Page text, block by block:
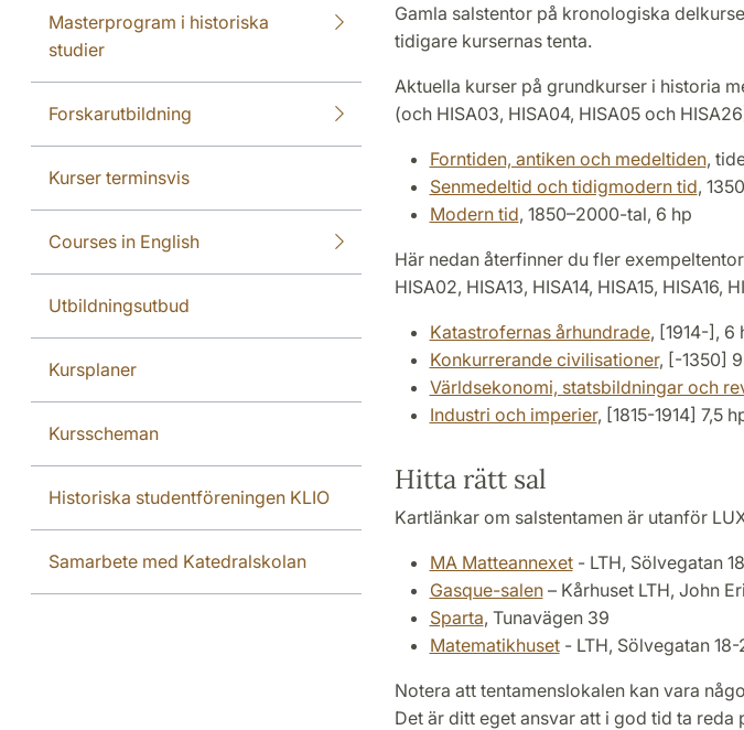
Masterprogram i historiska
studier
Forskarutbildning
Kurser terminsvis
Courses in English
Utbildningsutbud
Kursplaner
Kursscheman
Historiska studentföreningen KLIO
Samarbete med Katedralskolan
Gamla salstentor på kronologiska
tidigare kursernas tenta.
Aktuella kurser på grundkurser i historia
(och HISA03, HISA04, HISA05 och
Forntiden, antiken och medeltiden,
Senmedeltid och tidigmodern tid,
Modern tid, 1850–2000-tal, 6 hp
Här nedan återfinner du fler
HISA02, HISA13, HISA14, HISA15, HISA16,
Katastrofernas århundrade, [1914-], 6
Konkurrerande civilisationer, [-1350]
Världsekonomi, statsbildningar och
Industri och imperier, [1815-1914] 7,5
Hitta rätt sal
Kartlänkar om salstentamen är utanför
MA Matteannexet- LTH, Sölvegatan
Gasque-salen– Kårhuset LTH, John
Sparta, Tunavägen 39
Matematikhuset- LTH, Sölvegatan 18-
Notera att tentamenslokalen kan vara
Det är ditt eget ansvar att i god tid ta